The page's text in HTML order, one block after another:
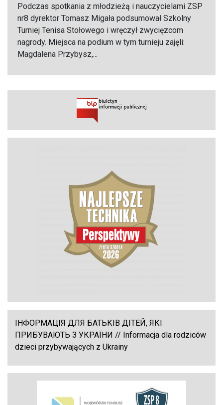
ІНФОРМАЦІЯ ДЛЯ БАТЬКІВ ДІТЕЙ, ЯКІ
ПРИБУВАЮТЬ З УКРАЇНИ // Informacja dla rodziców
dzieci przybywających z Ukrainy
Podczas spotkania z młodzieżą i nauczycielami ZSP
nr8 dyrektor Tomasz Migała podsumował Szkolny
Turniej Tenisa Stołowego i wręczył zwycięzcom
nagrody. Miejsca na podium w tym turnieju zajęli:
Magdalena Przybysz,...